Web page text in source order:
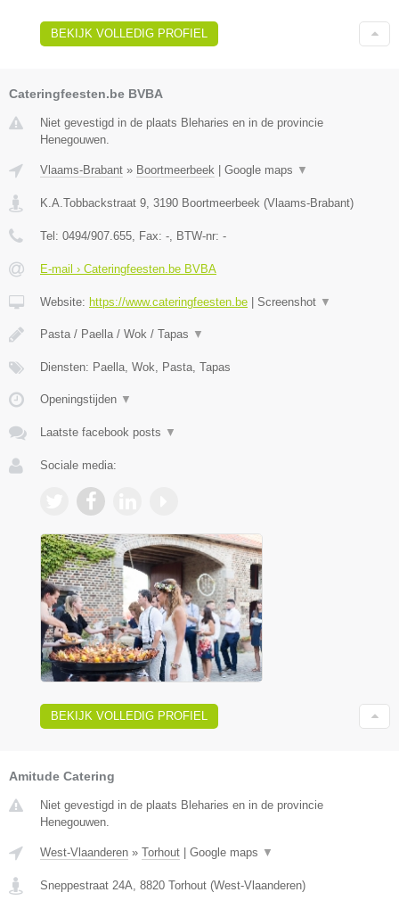
BEKIJK VOLLEDIG PROFIEL
Cateringfeesten.be BVBA
Niet gevestigd in de plaats Bleharies en in de provincie
Henegouwen.
Vlaams-Brabant » Boortmeerbeek Google maps ▼
K.A.Tobbackstraat 9 3190 Boortmeerbeek (Vlaams-Brabant)
Tel: 0494/907.655 , Fax: - , BTW-nr: -
E-mail › Cateringfeesten.be BVBA
Website: https://www.cateringfeesten.be Screenshot ▼
Pasta / Paella / Wok / Tapas ▼
Diensten: Paella, Wok, Pasta, Tapas
Openingstijden ▼
Laatste facebook posts ▼
Sociale media:
BEKIJK VOLLEDIG PROFIEL
Amitude Catering
Niet gevestigd in de plaats Bleharies en in de provincie
Henegouwen.
West-Vlaanderen » Torhout | Google maps ▼
Sneppestraat 24A 8820 Torhout (West-Vlaanderen)